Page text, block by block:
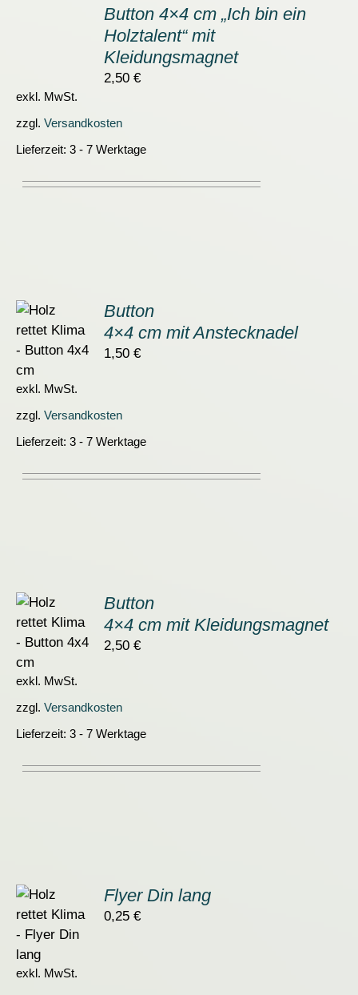
Button 4×4 cm „Ich bin ein
Holztalent“ mit
Kleidungsmagnet
2,50€
exkl. MwSt.
zzgl. Versandkosten
Lieferzeit: 3 - 7 Werktage
Button
4×4 cm mit Anstecknadel
1,50€
exkl. MwSt.
zzgl. Versandkosten
Lieferzeit: 3 - 7 Werktage
Button
4×4 cm mit Kleidungsmagnet
2,50€
exkl. MwSt.
zzgl. Versandkosten
Lieferzeit: 3 - 7 Werktage
Flyer Din lang
0,25€
exkl. MwSt.